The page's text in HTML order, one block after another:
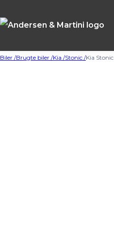
Biler /Brugte biler /Kia /Stonic /Kia Stonic